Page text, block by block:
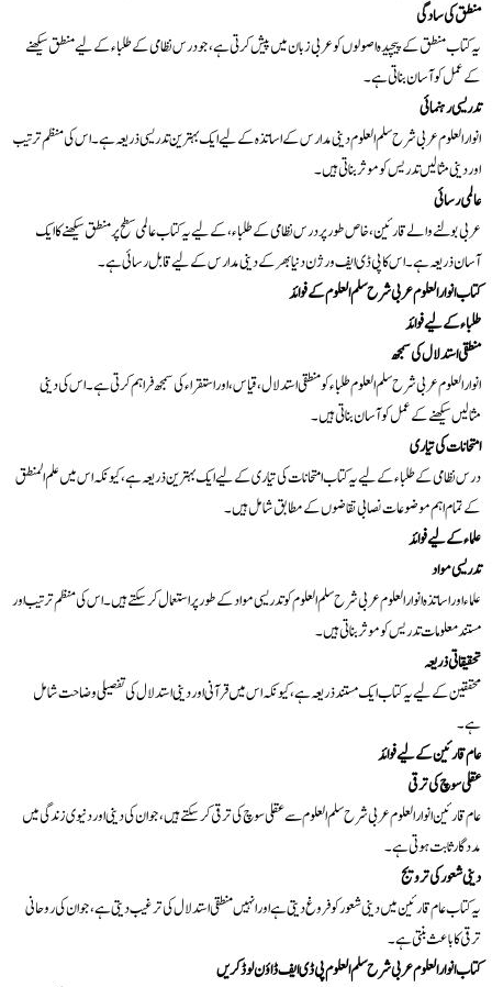
منطق کی سادگی
یہ کتاب منطق کے پیچیدہ اصولوں کو عربی زبان میں پیش کرتی ہے، جو درس نظامی کے طلباء کے لیے منطق سیکھنے
کے عمل کو آسان بناتی ہے۔
تدریسی رہنمائی
انوار العلوم عربی شرح سلم العلوم دینی مدارس کے اساتذہ کے لیے ایک بہترین تدریسی ذریعہ ہے۔ اس کی منظم ترتیب
اور دینی مثالیں تدریس کو موثر بناتی ہیں۔
عالمی رسائی
عربی بولنے والے قارئین، خاص طور پر درس نظامی کے طلباء، کے لیے یہ کتاب عالمی سطح پر منطق سیکھنے کا ایک
آسان ذریعہ ہے۔ اس کا پی ڈی ایف ورژن دنیا بھر کے دینی مدارس کے لیے قابل رسائی ہے۔
کتاب انوار العلوم عربی شرح سلم العلوم کے فوائد
طلباء کے لیے فوائد
منطقی استدلال کی سمجھ
انوار العلوم عربی شرح سلم العلوم طلباء کو منطقی استدلال، قیاس، اور استقراء کی سمجھ فراہم کرتی ہے۔ اس کی دینی
مثالیں سیکھنے کے عمل کو آسان بناتی ہیں۔
امتحانات کی تیاری
درس نظامی کے طلباء کے لیے یہ کتاب امتحانات کی تیاری کے لیے ایک بہترین ذریعہ ہے، کیونکہ اس میں علم المنطق
کے تمام اہم موضوعات نصابی تقاضوں کے مطابق شامل ہیں۔
علماء کے لیے فوائد
تدریسی مواد
علماء اور اساتذہ انوار العلوم عربی شرح سلم العلوم کو تدریسی مواد کے طور پر استعمال کر سکتے ہیں۔ اس کی منظم ترتیب اور
مستند معلومات تدریس کو موثر بناتی ہیں۔
تحقیقاتی ذریعہ
محققین کے لیے یہ کتاب ایک مستند ذریعہ ہے، کیونکہ اس میں قرآنی اور دینی استدلال کی تفصیلی وضاحت شامل
ہے۔
عام قارئین کے لیے فوائد
عقلی سوچ کی ترقی
عام قارئین انوار العلوم عربی شرح سلم العلوم سے عقلی سوچ کی ترقی کر سکتے ہیں، جو ان کی دینی اور دنیوی زندگی میں
مددگار ثابت ہوتی ہے۔
دینی شعور کی ترویج
یہ کتاب عام قارئین میں دینی شعور کو فروغ دیتی ہے اور انہیں منطقی استدلال کی ترغیب دیتی ہے، جو ان کی روحانی
ترقی کا باعث بنتی ہے۔
کتاب انوار العلوم عربی شرح سلم العلوم پی ڈی ایف ڈاؤن لوڈ کریں